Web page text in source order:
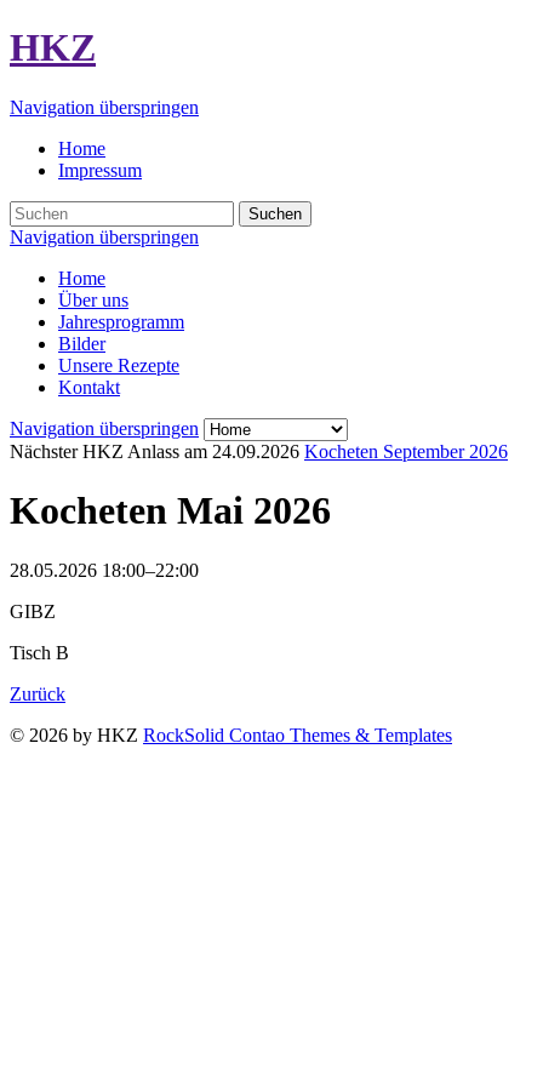
HKZ
Navigation überspringen
Home
Impressum
Suchen
Navigation überspringen
Home
Über uns
Jahresprogramm
Bilder
Unsere Rezepte
Kontakt
Navigation überspringen
Nächster HKZ Anlass am 24.09.2026 Kocheten September 2026
Kocheten Mai 2026
28.05.2026 18:00–22:00
GIBZ
Tisch B
Zurück
© 2026 by HKZ RockSolid Contao Themes & Templates